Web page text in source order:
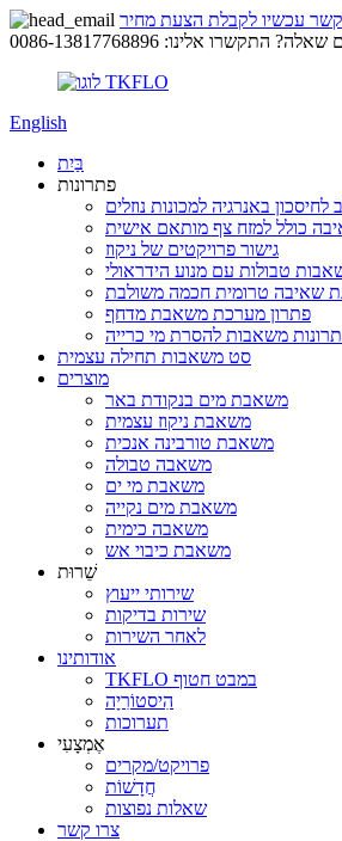
עכשיו לקבלת הצעת מחיר
התקשרו אלינו: 0086-13817768896
English
בַּיִת
פתרונות
לחיסכון באנרגיה למכונות נוזלים
כולל למזח צף מותאם אישית
גישור פרויקטים של ניקוז
טבולות עם מנוע הידראולי
שאיבה טרומית חכמה משולבת
פתרון מערכת משאבת מדחף
משאבות להסרת מי כרייה
סט משאבות תחילה עצמית
מוצרים
משאבת מים בנקודת באר
משאבת ניקוז עצמית
משאבת טורבינה אנכית
משאבה טבולה
משאבת מי ים
משאבת מים נקייה
משאבה כימית
משאבת כיבוי אש
שֵׁרוּת
שירותי ייעוץ
שירות בדיקות
לאחר השירות
אודותינו
TKFLO במבט חטוף
הִיסטוֹרִיָה
תערוכות
אֶמְצָעִי
פרויקט/מקרים
חֲדָשׁוֹת
שאלות נפוצות
צרו קשר